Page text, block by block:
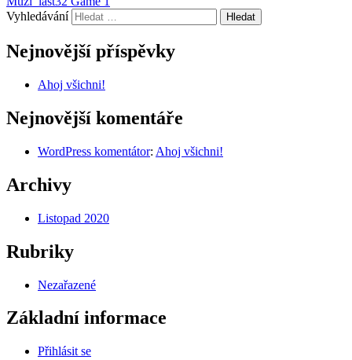
Vyhledávání
Nejnovější příspěvky
Ahoj všichni!
Nejnovější komentáře
WordPress komentátor: Ahoj všichni!
Archivy
Listopad 2020
Rubriky
Nezařazené
Základní informace
Přihlásit se